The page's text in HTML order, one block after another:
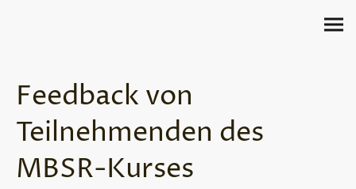
Feedback von
Teilnehmenden des
MBSR-Kurses